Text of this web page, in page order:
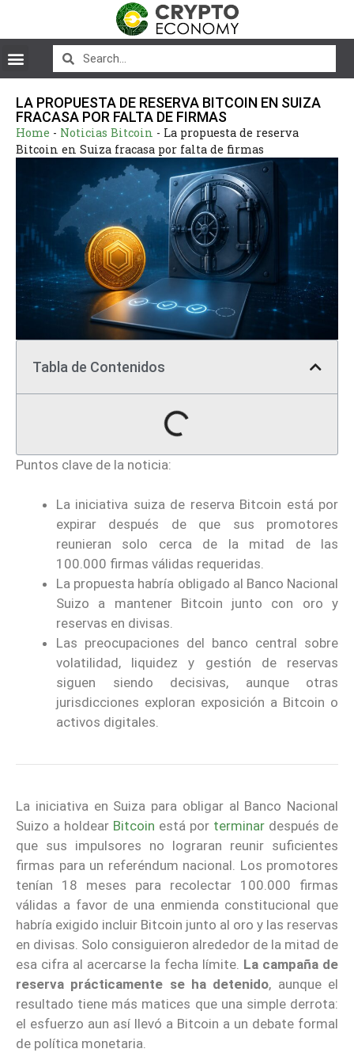
LA PROPUESTA DE RESERVA BITCOIN EN SUIZA
FRACASA POR FALTA DE FIRMAS
Home - Noticias Bitcoin - La propuesta de reserva
Bitcoin en Suiza fracasa por falta de firmas
Tabla de Contenidos
Puntos clave de la noticia:
La iniciativa suiza de reserva Bitcoin está por
expirar después de que sus promotores
reunieran solo cerca de la mitad de las
100.000 firmas válidas requeridas.
La propuesta habría obligado al Banco Nacional
Suizo a mantener Bitcoin junto con oro y
reservas en divisas.
Las preocupaciones del banco central sobre
volatilidad, liquidez y gestión de reservas
siguen siendo decisivas, aunque otras
jurisdicciones exploran exposición a Bitcoin o
activos digitales.
La iniciativa en Suiza para obligar al Banco Nacional
Suizo a holdear Bitcoin está por terminar después de
que sus impulsores no lograran reunir suficientes
firmas para un referéndum nacional. Los promotores
tenían 18 meses para recolectar 100.000 firmas
válidas a favor de una enmienda constitucional que
habría exigido incluir Bitcoin junto al oro y las reservas
en divisas. Solo consiguieron alrededor de la mitad de
esa cifra al acercarse la fecha límite. La campaña de
reserva prácticamente se ha detenido, aunque el
resultado tiene más matices que una simple derrota:
el esfuerzo aun así llevó a Bitcoin a un debate formal
de política monetaria.